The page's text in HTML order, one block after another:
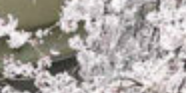
/home/sakurazuka/sakurazuka.ed.jp/
t/themes/sakurazuka_2020/header.php